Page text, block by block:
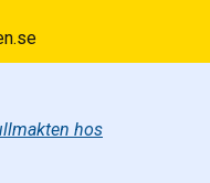
hos